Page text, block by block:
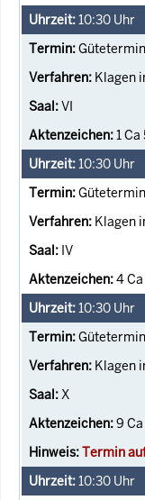
10:30 Uhr
Gütetermin
Klagen
VI
1
10:30 Uhr
Gütetermin
Klagen
IV
4
10:30 Uhr
Gütetermin
Klagen
X
9
Termin
10:30 Uhr